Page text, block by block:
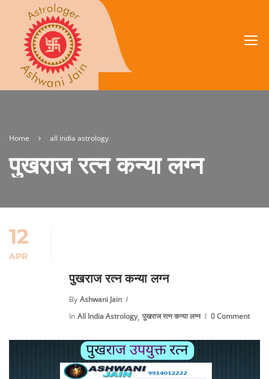
Home all india astrology
पुखराज रत्न कन्या लग्न
12
APR
पुखराज रत्न कन्या लग्न
By Ashwani Jain
In All India Astrology, पुखराज रत्न कन्या लग्न 0 Comment